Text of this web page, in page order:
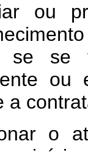
ou
se se
ou
a
o